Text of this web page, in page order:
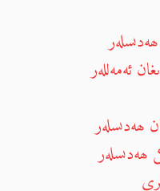
ئەمەللەر
ھەدىسلەر
ھەدىسلەر